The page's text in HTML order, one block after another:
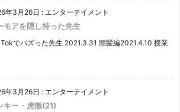
年3月26日 : エンターテイメント
モアを隠し持った先生
でバズった先生 2021.3.31 頭髪編2021.4.10 授業
年3月26日 : エンターテイメント
キー・虎徹(21)